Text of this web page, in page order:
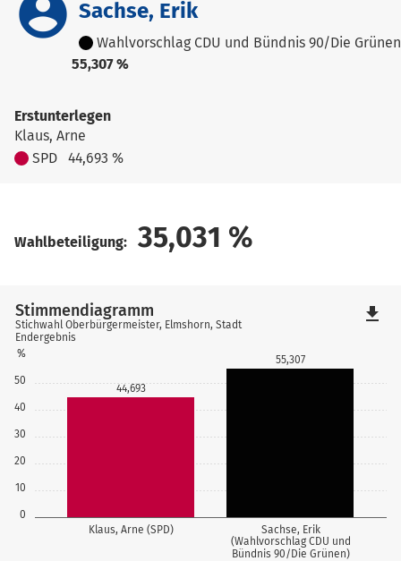
account_circle Sachse, Erik
Wahlvorschlag CDU und Bündnis 90/Die Grünen
55,307 %
Erstunterlegen
Klaus, Arne
SPD
44,693 %
Wahlbeteiligung: 35,031 %
0
10
20
30
40
50
%
Klaus, Arne (SPD)
Sachse, Erik
(Wahlvorschlag CDU und
Bündnis 90/Die Grünen)
44,693
55,307
Stimmendiagramm
Stichwahl Oberbürgermeister, Elmshorn, Stadt
Endergebnis
file_download